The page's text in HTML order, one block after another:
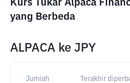
Kurs Tukar Alpaca
yang Berbeda
ALPACA ke JPY
Jumlah Terakhir